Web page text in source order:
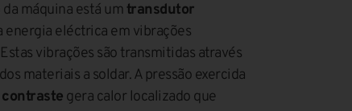
máquina está um transdutor
energia eléctrica em vibrações
vibrações são transmitidas através
materiais a soldar. A pressão exercida
gera calor localizado que